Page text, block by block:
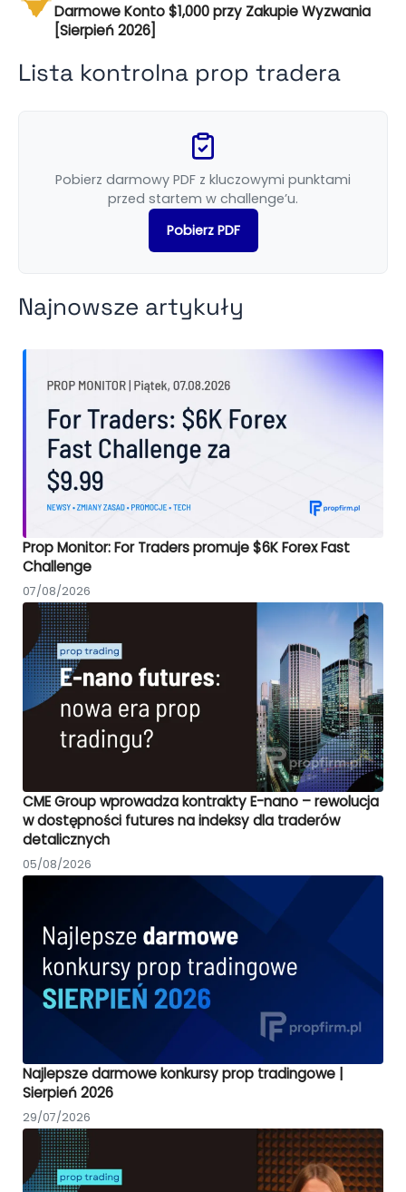
Darmowe Konto $1,000 przy Zakupie Wyzwania
[Sierpień 2026]
Lista kontrolna prop tradera
Pobierz darmowy PDF z kluczowymi punktami
przed startem w challenge’u.
Pobierz PDF
Najnowsze artykuły
Prop Monitor: For Traders promuje $6K Forex Fast
Challenge
07/08/2026
CME Group wprowadza kontrakty E-nano – rewolucja
w dostępności futures na indeksy dla traderów
detalicznych
05/08/2026
Najlepsze darmowe konkursy prop tradingowe |
Sierpień 2026
29/07/2026